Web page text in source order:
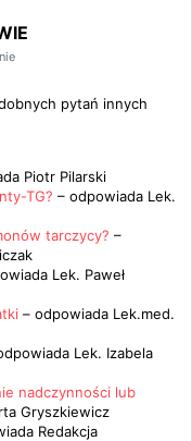
pytań innych
Piotr Pilarski
TG? – odpowiada Lek.
tarczycy? –
Lek. Paweł
– odpowiada Lek.med.
Lek. Izabela
nadczynności lub
Gryszkiewicz
Redakcja